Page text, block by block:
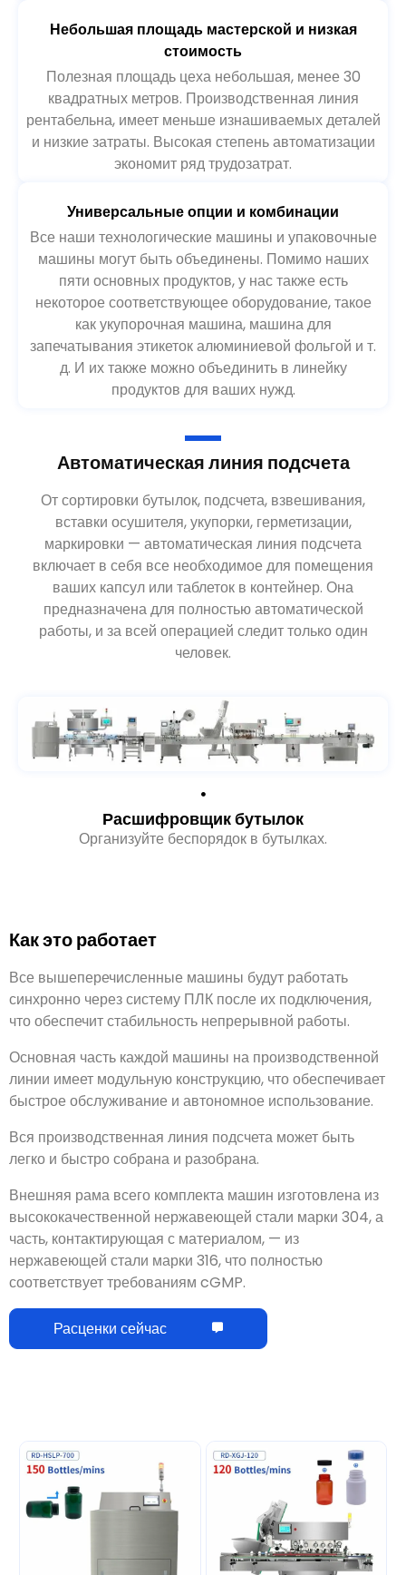
Небольшая площадь мастерской и низкая
стоимость
Полезная площадь цеха небольшая, менее 30
квадратных метров. Производственная линия
рентабельна, имеет меньше изнашиваемых деталей
и низкие затраты. Высокая степень автоматизации
экономит ряд трудозатрат.
Универсальные опции и комбинации
Все наши технологические машины и упаковочные
машины могут быть объединены. Помимо наших
пяти основных продуктов, у нас также есть
некоторое соответствующее оборудование, такое
как укупорочная машина, машина для
запечатывания этикеток алюминиевой фольгой и т.
д. И их также можно объединить в линейку
продуктов для ваших нужд.
Автоматическая линия подсчета
От сортировки бутылок, подсчета, взвешивания,
вставки осушителя, укупорки, герметизации,
маркировки — автоматическая линия подсчета
включает в себя все необходимое для помещения
ваших капсул или таблеток в контейнер. Она
предназначена для полностью автоматической
работы, и за всей операцией следит только один
человек.
Расшифровщик бутылок
Организуйте беспорядок в бутылках.
Все вышеперечисленные машины будут работать
синхронно через систему ПЛК после их подключения,
что обеспечит стабильность непрерывной работы.
Основная часть каждой машины на производственной
линии имеет модульную конструкцию, что обеспечивает
быстрое обслуживание и автономное использование.
Вся производственная линия подсчета может быть
легко и быстро собрана и разобрана.
Внешняя рама всего комплекта машин изготовлена из
высококачественной нержавеющей стали марки 304, а
часть, контактирующая с материалом, — из
нержавеющей стали марки 316, что полностью
соответствует требованиям cGMP.
Расценки сейчас